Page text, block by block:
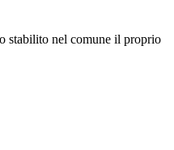
stabilito nel comune il proprio